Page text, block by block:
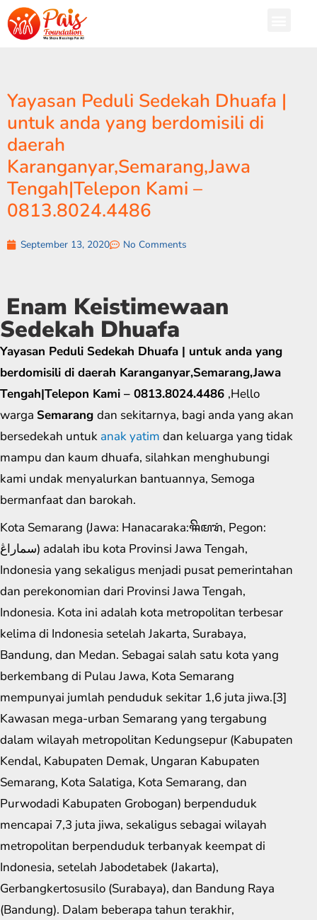
Yayasan Peduli Sedekah Dhuafa |
untuk anda yang berdomisili di
daerah
Karanganyar,Semarang,Jawa
Tengah|Telepon Kami –
0813.8024.4486
September 13, 2020 No Comments
Enam Keistimewaan
Sedekah Dhuafa
Yayasan Peduli Sedekah Dhuafa | untuk anda yang
berdomisili di daerah Karanganyar,Semarang,Jawa
Tengah|Telepon Kami – 0813.8024.4486 ,Hello
warga Semarang dan sekitarnya, bagi anda yang akan
bersedekah untuk anak yatim dan keluarga yang tidak
mampu dan kaum dhuafa, silahkan menghubungi
kami undak menyalurkan bantuannya, Semoga
bermanfaat dan barokah.
Kota Semarang (Jawa: Hanacaraka:ꦯꦼꦩꦫꦁ​, Pegon:
سماراڠ) adalah ibu kota Provinsi Jawa Tengah,
Indonesia yang sekaligus menjadi pusat pemerintahan
dan perekonomian dari Provinsi Jawa Tengah,
Indonesia. Kota ini adalah kota metropolitan terbesar
kelima di Indonesia setelah Jakarta, Surabaya,
Bandung, dan Medan. Sebagai salah satu kota yang
berkembang di Pulau Jawa, Kota Semarang
mempunyai jumlah penduduk sekitar 1,6 juta jiwa.[3]
Kawasan mega-urban Semarang yang tergabung
dalam wilayah metropolitan Kedungsepur (Kabupaten
Kendal, Kabupaten Demak, Ungaran Kabupaten
Semarang, Kota Salatiga, Kota Semarang, dan
Purwodadi Kabupaten Grobogan) berpenduduk
mencapai 7,3 juta jiwa, sekaligus sebagai wilayah
metropolitan berpenduduk terbanyak keempat di
Indonesia, setelah Jabodetabek (Jakarta),
Gerbangkertosusilo (Surabaya), dan Bandung Raya
(Bandung). Dalam beberapa tahun terakhir,